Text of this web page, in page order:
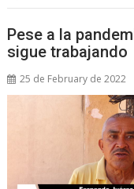
Pese a la
sigue trabajando
25 de February de 2022